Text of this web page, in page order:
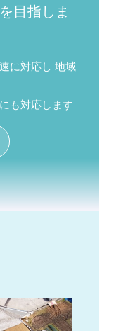
目指しま
に対応し 地域
も対応します